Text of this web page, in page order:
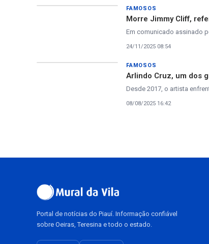
FAMOSOS
Morre Jimmy Cliff,
Em comunicado assinado
24/11/2025 08:54
FAMOSOS
Arlindo Cruz, um dos
Desde 2017, o artista
08/08/2025 16:42
Portal de notícias do Piauí. Informação confiável
sobre Oeiras, Teresina e todo o estado.